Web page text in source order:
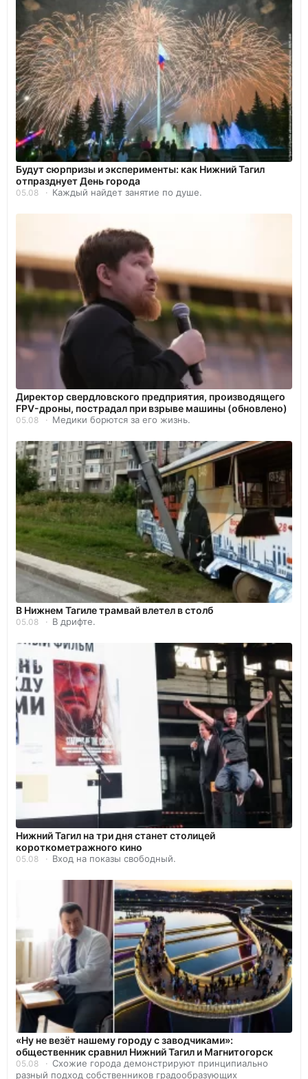
Будут сюрпризы и эксперименты: как Нижний Тагил
отпразднует День города
05.08 Каждый найдет занятие по душе.
Директор свердловского предприятия, производящего
FPV-дроны, пострадал при взрыве машины (обновлено)
05.08 Медики борются за его жизнь.
В Нижнем Тагиле трамвай влетел в столб
05.08 В дрифте.
Нижний Тагил на три дня станет столицей
короткометражного кино
05.08 Вход на показы свободный.
«Ну не везёт нашему городу с заводчиками»:
общественник сравнил Нижний Тагил и Магнитогорск
05.08
Схожие города демонстрируют принципиально
разный подход собственников градообразующих